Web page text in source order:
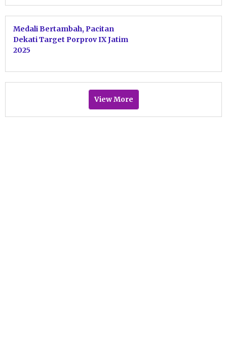
Medali Bertambah, Pacitan
Dekati Target Porprov IX Jatim
2025
View More